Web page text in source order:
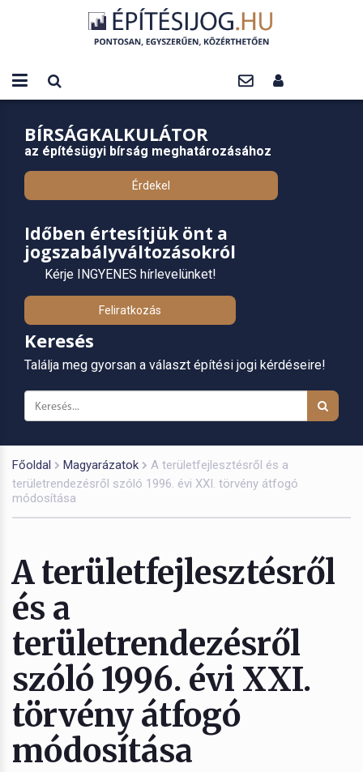
BÍRSÁGKALKULÁTOR
az építésügyi bírság meghatározásához
Érdekel
Időben értesítjük önt a
jogszabályváltozásokról
Kérje INGYENES hírlevelünket!
Feliratkozás
Keresés
Találja meg gyorsan a választ építési jogi kérdéseire!
Főoldal Magyarázatok
A területfejlesztésről és a
területrendezésről szóló 1996. évi XXI. törvény átfogó
módosítása
A területfejlesztésről
és a
területrendezésről
szóló 1996. évi XXI.
törvény átfogó
módosítása